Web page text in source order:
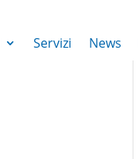
Servizi News